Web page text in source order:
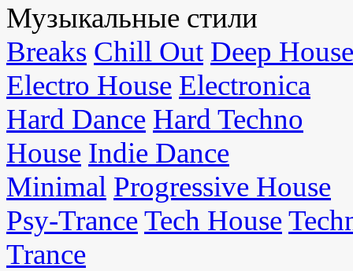
Музыкальные стили
Breaks Chill Out Deep House
Electro House Electronica
Hard Dance Hard Techno
House Indie Dance
Minimal Progressive House
Psy-TranceTech House
Trance